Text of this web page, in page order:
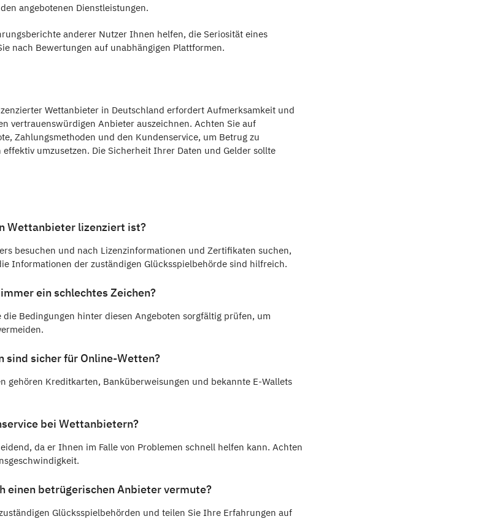
angebotenen Dienstleistungen.
anderer Nutzer Ihnen helfen, die Seriosität eines
nach Bewertungen auf unabhängigen Plattformen.
Wettanbieter in Deutschland erfordert Aufmerksamkeit und
vertrauenswürdigen Anbieter auszeichnen. Achten Sie auf
Zahlungsmethoden und den Kundenservice, um Betrug zu
umzusetzen. Die Sicherheit Ihrer Daten und Gelder sollte
Wettanbieter lizenziert ist?
besuchen und nach Lizenzinformationen und Zertifikaten suchen,
Informationen der zuständigen Glücksspielbehörde sind hilfreich.
ein schlechtes Zeichen?
Bedingungen hinter diesen Angeboten sorgfältig prüfen, um
sind sicher für Online-Wetten?
gehören Kreditkarten, Banküberweisungen und bekannte E-Wallets
bei Wettanbietern?
da er Ihnen im Falle von Problemen schnell helfen kann. Achten
einen betrügerischen Anbieter vermute?
Glücksspielbehörden und teilen Sie Ihre Erfahrungen auf